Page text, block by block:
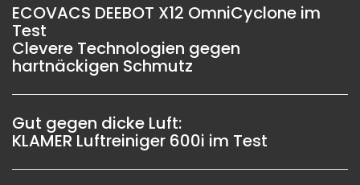
ECOVACS DEEBOT X12 OmniCyclone im
Test
Clevere Technologien gegen
hartnäckigen Schmutz
Gut gegen dicke Luft:
KLAMER Luftreiniger 600i im Test